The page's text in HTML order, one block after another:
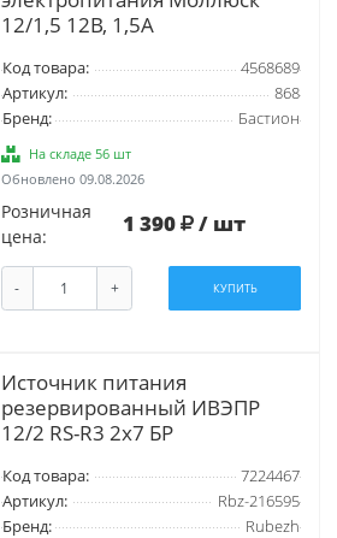
12/1,5 12В, 1,5А
Код товара:
4568689
Артикул:
868
Бренд:
Бастион
На складе 56 шт
Обновлено 09.08.2026
Розничная
цена:
1 390 / шт
- + КУПИТЬ
Источник питания
резервированный ИВЭПР
12/2 RS-R3 2х7 БР
Код товара:
7224467
Артикул:
Rbz-216595
Бренд:
Rubezh